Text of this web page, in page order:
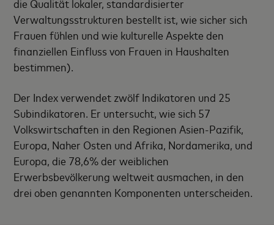
die Qualität lokaler, standardisierter
Verwaltungsstrukturen bestellt ist, wie sicher sich
Frauen fühlen und wie kulturelle Aspekte den
finanziellen Einfluss von Frauen in Haushalten
bestimmen).
Der Index verwendet zwölf Indikatoren und 25
Subindikatoren. Er untersucht, wie sich 57
Volkswirtschaften in den Regionen Asien-Pazifik,
Europa, Naher Osten und Afrika, Nordamerika, und
Europa, die 78,6% der weiblichen
Erwerbsbevölkerung weltweit ausmachen, in den
drei oben genannten Komponenten unterscheiden.